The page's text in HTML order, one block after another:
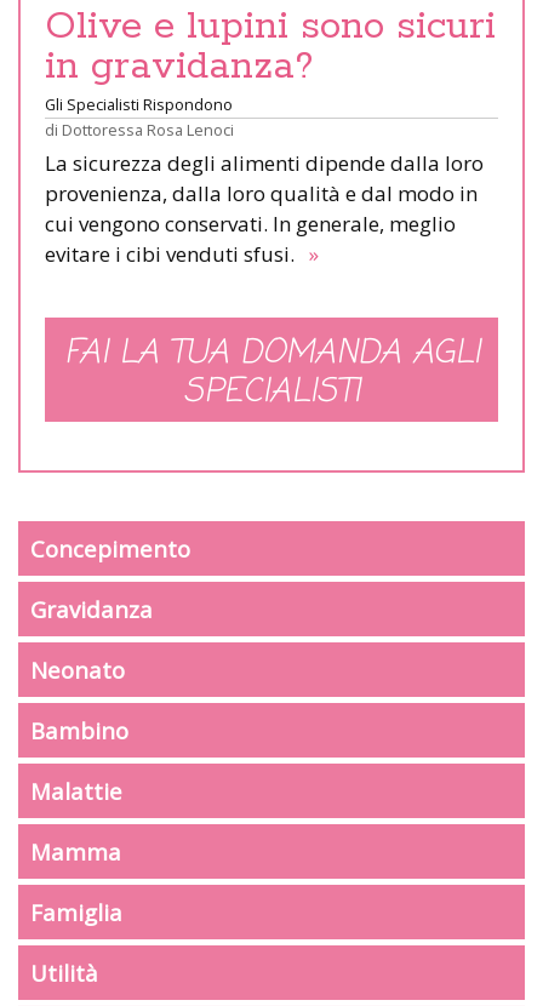
Olive e lupini sono sicuri
in gravidanza?
Gli Specialisti Rispondono
di Dottoressa Rosa Lenoci
La sicurezza degli alimenti dipende dalla loro
provenienza, dalla loro qualità e dal modo in
cui vengono conservati. In generale, meglio
evitare i cibi venduti sfusi. »
FAI LA TUA DOMANDA AGLI
SPECIALISTI
Concepimento
Gravidanza
Neonato
Bambino
Malattie
Mamma
Famiglia
Utilità